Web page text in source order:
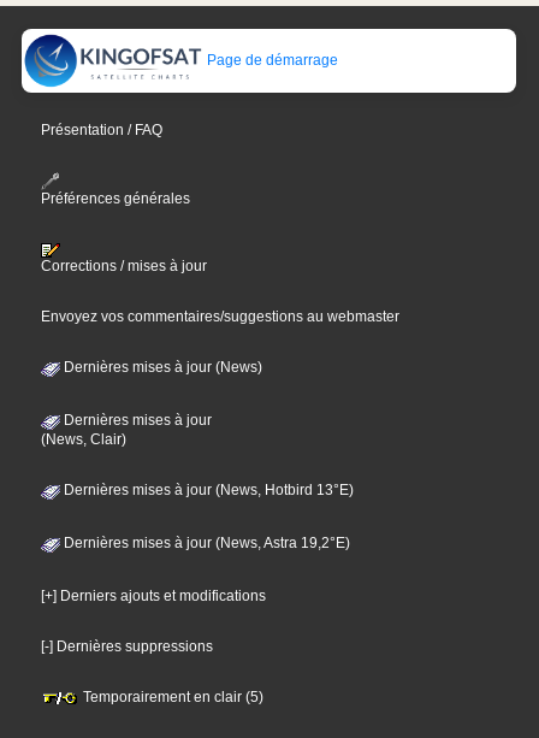
Page de démarrage
Présentation / FAQ
Préférences générales
Corrections / mises à jour
Envoyez vos commentaires/suggestions au webmaster
Dernières mises à jour (News)
Dernières mises à jour
(News, Clair)
Dernières mises à jour (News, Hotbird 13°E)
Dernières mises à jour (News, Astra 19,2°E)
[+] Derniers ajouts et modifications
[-] Dernières suppressions
Temporairement en clair (5)